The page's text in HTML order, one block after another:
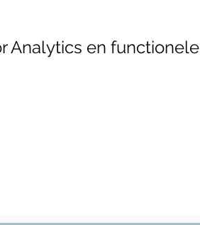
Analytics en functionele